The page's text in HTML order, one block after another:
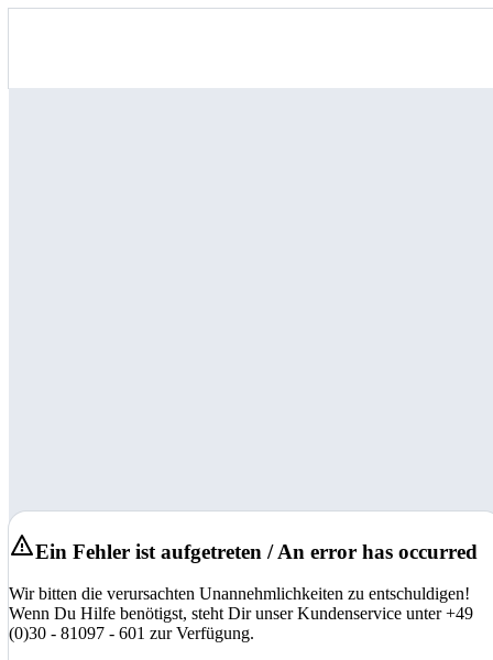
Ein Fehler ist aufgetreten / An error has occurred
Wir bitten die verursachten Unannehmlichkeiten zu entschuldigen!
Wenn Du Hilfe benötigst, steht Dir unser Kundenservice unter +49
(0)30 - 81097 - 601 zur Verfügung.